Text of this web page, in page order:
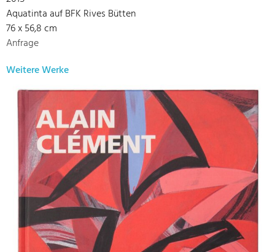
Aquatinta auf BFK Rives Bütten
76 x 56,8 cm
Anfrage
Weitere Werke